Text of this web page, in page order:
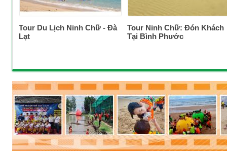
Tour Du Lịch Ninh Chữ - Đà
Lạt
Tour Ninh Chữ: Đón Khách
Tại Bình Phước